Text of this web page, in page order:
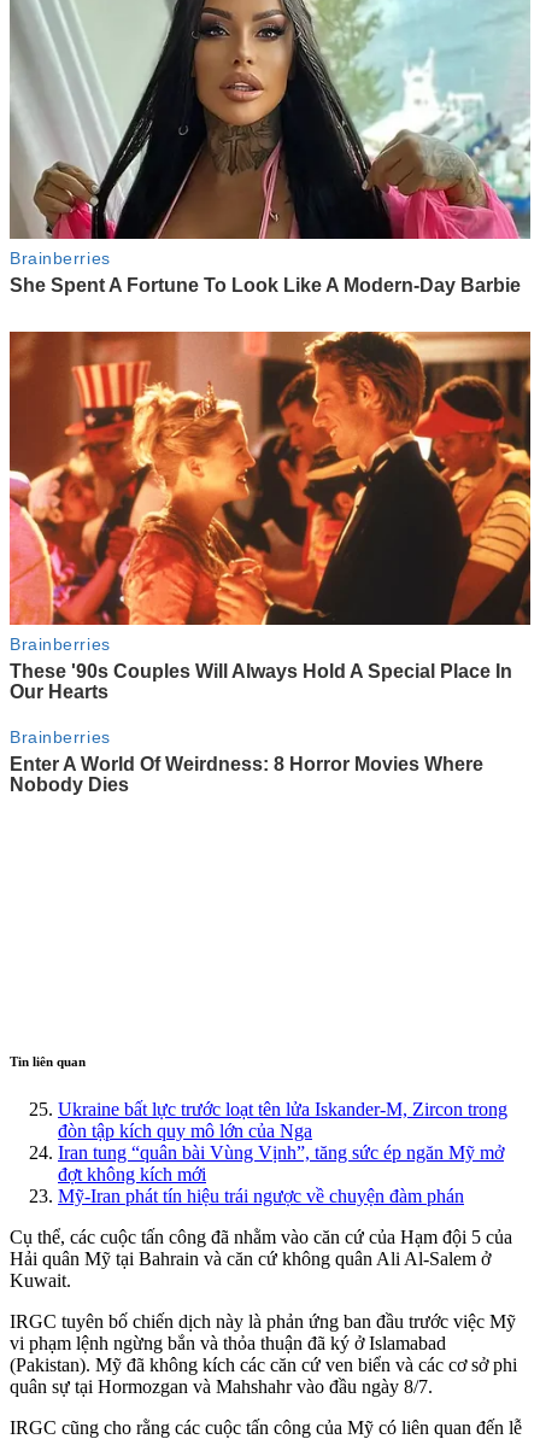
Tin liên quan
Ukraine bất lực trước loạt tên lửa Iskander-M, Zircon trong
đòn tập kích quy mô lớn của Nga
Iran tung “quân bài Vùng Vịnh”, tăng sức ép ngăn Mỹ mở
đợt không kích mới
Mỹ-Iran phát tín hiệu trái ngược về chuyện đàm phán
Cụ thể, các cuộc tấn công đã nhằm vào căn cứ của Hạm đội 5 của
Hải quân Mỹ tại Bahrain và căn cứ không quân Ali Al-Salem ở
Kuwait.
IRGC tuyên bố chiến dịch này là phản ứng ban đầu trước việc Mỹ
vi phạm lệnh ngừng bắn và thỏa thuận đã ký ở Islamabad
(Pakistan). Mỹ đã không kích các căn cứ ven biển và các cơ sở phi
quân sự tại Hormozgan và Mahshahr vào đầu ngày 8/7.
IRGC cũng cho rằng các cuộc tấn công của Mỹ có liên quan đến lễ